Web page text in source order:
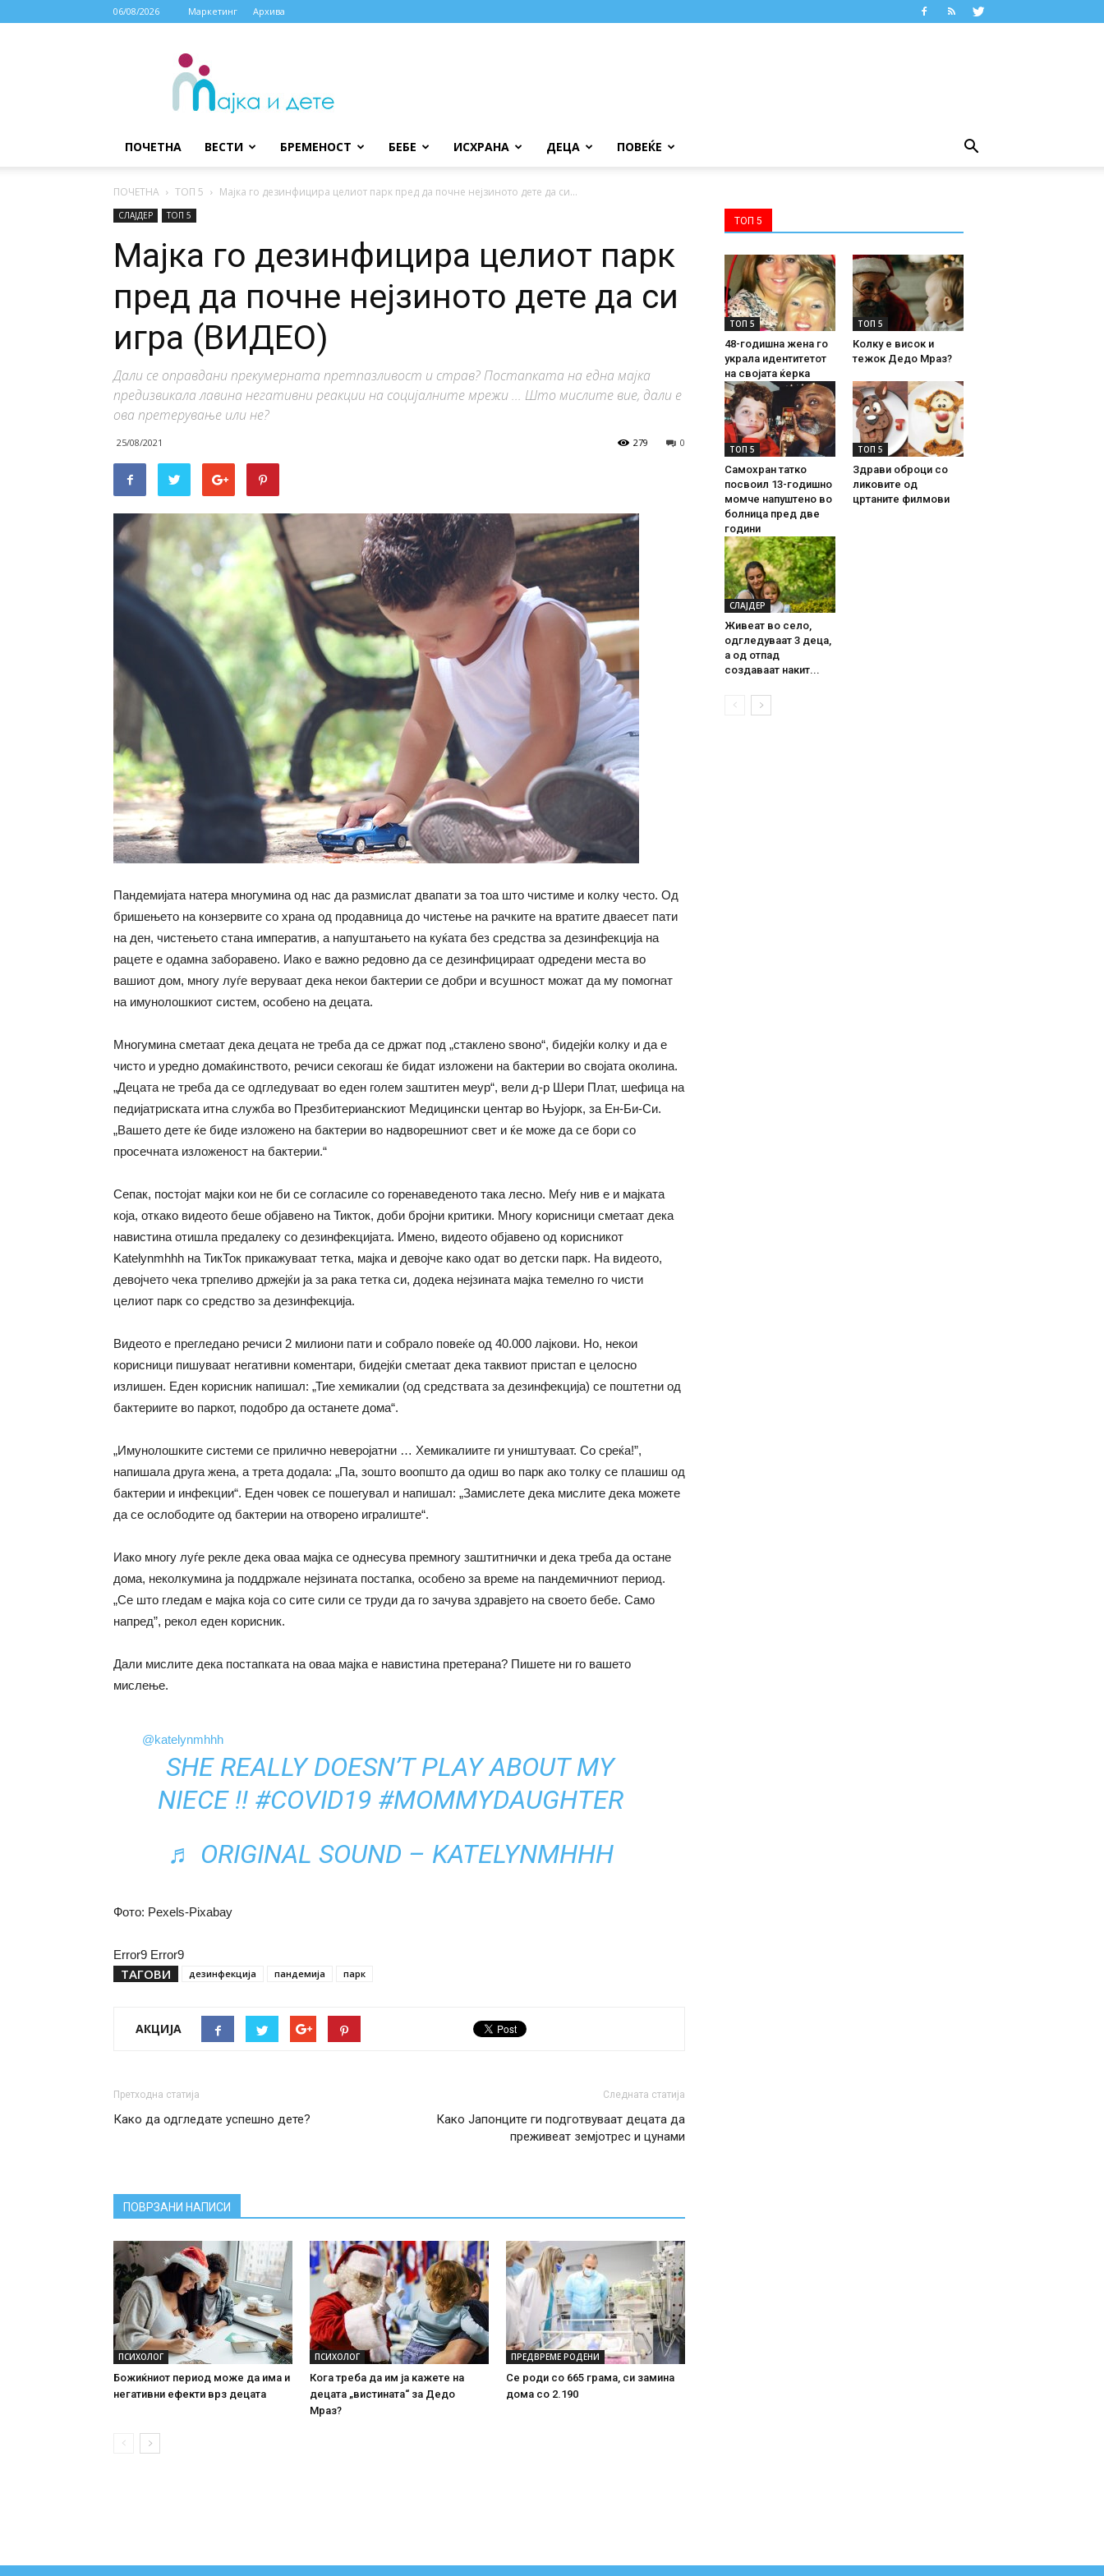
06/08/2026 Маркетинг Архива
МАЈКА
ДЕТЕ
ПОЧЕТНА ВЕСТИ БРЕМЕНОСТ БЕБЕ ИСХРАНА ДЕЦА ПОВЕЌЕ
ПОЧЕТНА ТОП 5 Мајка го дезинфицира целиот парк пред да почне нејзиното дете да си...
СЛАЈДЕР ТОП 5
Мајка го дезинфицира целиот парк
пред да почне нејзиното дете да си
игра (ВИДЕО)
Дали се оправдани прекумерната претпазливост и страв? Постапката на една мајка
предизвикала лавина негативни реакции на социјалните мрежи ... Што мислите вие, дали е
ова претерување или не?
25/08/2021 0
279
Пандемијата натера многумина од нас да размислат двапати за тоа што чистиме и колку често. Од
бришењето на конзервите со храна од продавница до чистење на рачките на вратите дваесет пати
на ден, чистењето стана императив, а напуштањето на куќата без средства за дезинфекција на
рацете е одамна заборавено. Иако е важно редовно да се дезинфицираат одредени места во
вашиот дом, многу луѓе веруваат дека некои бактерии се добри и всушност можат да му помогнат
на имунолошкиот систем, особено на децата.
Многумина сметаат дека децата не треба да се држат под „стаклено ѕвоно“, бидејќи колку и да е
чисто и уредно домаќинството, речиси секогаш ќе бидат изложени на бактерии во својата околина.
„Децата не треба да се одгледуваат во еден голем заштитен меур“, вели д-р Шери Плат, шефица на
педијатриската итна служба во Презбитерианскиот Медицински центар во Њујорк, за Ен-Би-Си.
„Вашето дете ќе биде изложено на бактерии во надворешниот свет и ќе може да се бори со
просечната изложеност на бактерии.“
Сепак, постојат мајки кои не би се согласиле со горенаведеното така лесно. Меѓу нив е и мајката
која, откако видеото беше објавено на Тикток, доби бројни критики. Многу корисници сметаат дека
навистина отишла предалеку со дезинфекцијата. Имено, видеото објавено од корисникот
Katelynmhhh на ТикТок прикажуваат тетка, мајка и девојче како одат во детски парк. На видеото,
девојчето чека трпеливо држејќи ја за рака тетка си, додека нејзината мајка темелно го чисти
целиот парк со средство за дезинфекција.
Видеото е прегледано речиси 2 милиони пати и собрало повеќе од 40.000 лајкови. Но, некои
корисници пишуваат негативни коментари, бидејќи сметаат дека таквиот пристап е целосно
излишен. Еден корисник напишал: „Тие хемикалии (од средствата за дезинфекција) се поштетни од
бактериите во паркот, подобро да останете дома“.
„Имунолошките системи се прилично неверојатни … Хемикалиите ги уништуваат. Со среќа!”,
напишала друга жена, а трета додала: „Па, зошто воопшто да одиш во парк ако толку се плашиш од
бактерии и инфекции“. Еден човек се пошегувал и напишал: „Замислете дека мислите дека можете
да се ослободите од бактерии на отворено игралиште“.
Иако многу луѓе рекле дека оваа мајка се однесува премногу заштитнички и дека треба да остане
дома, неколкумина ја поддржале нејзината постапка, особено за време на пандемичниот период.
„Се што гледам е мајка која со сите сили се труди да го зачува здравјето на своето бебе. Само
напред”, рекол еден корисник.
Дали мислите дека постапката на оваа мајка е навистина претерана? Пишете ни го вашето
мислење.
@katelynmhhh
SHE REALLY DOESN’T PLAY ABOUT MY
NIECE !! #COVID19 #MOMMYDAUGHTER
♬ ORIGINAL SOUND – KATELYNMHHH
Фото: Pexels-Pixabay
Error9 Error9
ТАГОВИ дезинфекција пандемија парк
АКЦИЈА
Претходна статија
Како да одгледате успешно дете?
Следната статија
Како Јапонците ги подготвуваат децата да
преживеат земјотрес и цунами
ПОВРЗАНИ НАПИСИ
ПСИХОЛОГ
Божиќниот период може да има и
негативни ефекти врз децата
ПСИХОЛОГ
Кога треба да им ја кажете на
децата „вистината“ за Дедо
Мраз?
ПРЕДВРЕМЕ РОДЕНИ
Се роди со 665 грама, си замина
дома со 2.190
ТОП 5
ТОП 5
48-годишна жена го
украла идентитетот
на својата ќерка
ТОП 5
Колку е висок и
тежок Дедо Мраз?
ТОП 5
Самохран татко
посвоил 13-годишно
момче напуштено во
болница пред две
години
ТОП 5
Здрави оброци со
ликовите од
цртаните филмови
СЛАЈДЕР
Живеат во село,
одгледуваат 3 деца,
а од отпад
создаваат накит...